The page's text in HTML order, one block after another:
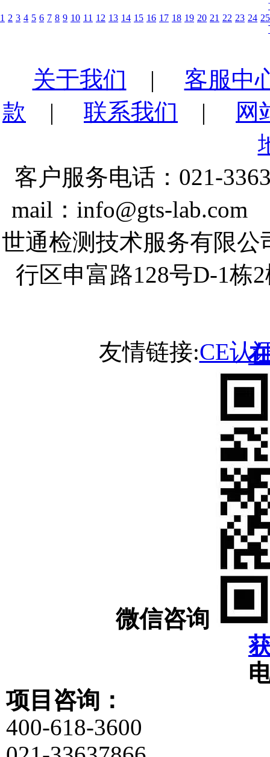
1 2 3 4 5 6 7 8 9 10 11 12 13 14 15 16 17 18 19 20 21 22 23 24 25
关于我们 | 客服中
款 | 联系我们 |
网
客户服务电话：021-
mail：info@gts-
世通检测技术服务有限
行区申富路128号D-1
友情链接:CE认
微信咨询
项目咨询：
400-618-3600